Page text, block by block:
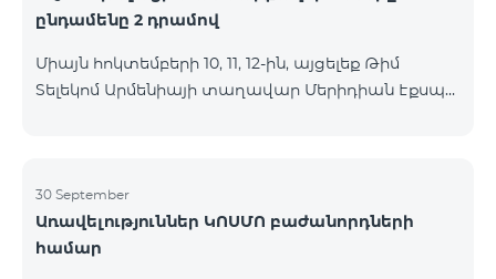
ընդամենը 2 դրամով
Միայն հոկտեմբերի 10, 11, 12-ին, այցելեք Թիմ
Տելեկոմ Արմենիայի տաղավար Մերիդիան Էքսպո
բաժանորդագրությամբ և ստացեք
հնարավորություն ձեռք բերել AQARA Խելացի Տան
համակարգերը ընդամենը 2 դրամով․ AQARA
30 September
Առավելություններ ԿՈՍՄՈ բաժանորդների
համար